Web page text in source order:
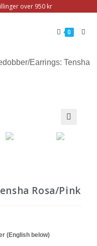
over 950 kr
0
Earrings: Tensha
Rosa/Pink
(English below)